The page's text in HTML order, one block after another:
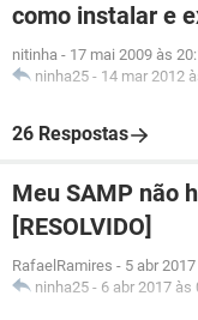
como instalar e
nitinha - 17 mai 2009 às
ninha25 - 14 mar 2012
26 Respostas
Meu SAMP não
[RESOLVIDO]
RafaelRamires - 5 abr
ninha25 - 6 abr 2017 às